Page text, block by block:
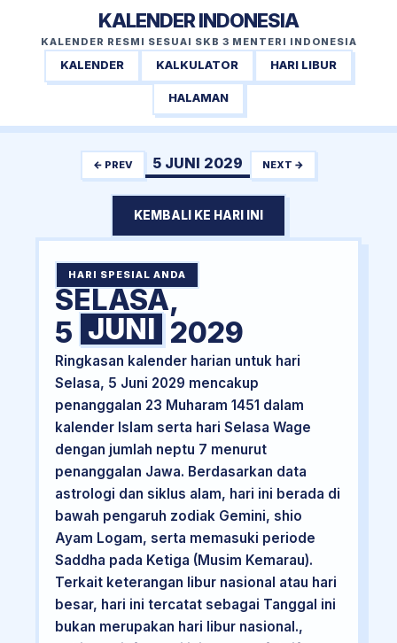
KALENDER INDONESIA
KALENDER RESMI SESUAI SKB 3 MENTERI INDONESIA
KALENDER KALKULATOR HARI LIBUR
HALAMAN
← PREV 5 JUNI 2029 NEXT →
KEMBALI KE HARI INI
HARI SPESIAL ANDA
SELASA,
5 JUNI 2029
Ringkasan kalender harian untuk hari
Selasa, 5 Juni 2029 mencakup
penanggalan 23 Muharam 1451 dalam
kalender Islam serta hari Selasa Wage
dengan jumlah neptu 7 menurut
penanggalan Jawa. Berdasarkan data
astrologi dan siklus alam, hari ini berada di
bawah pengaruh zodiak Gemini, shio
Ayam Logam, serta memasuki periode
Saddha pada Ketiga (Musim Kemarau).
Terkait keterangan libur nasional atau hari
besar, hari ini tercatat sebagai Tanggal ini
bukan merupakan hari libur nasional.,